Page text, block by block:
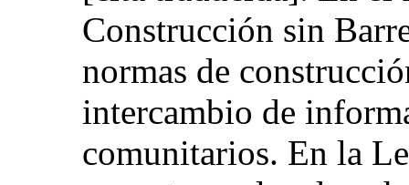
Construcción sin
normas de
intercambio de
comunitarios. En la